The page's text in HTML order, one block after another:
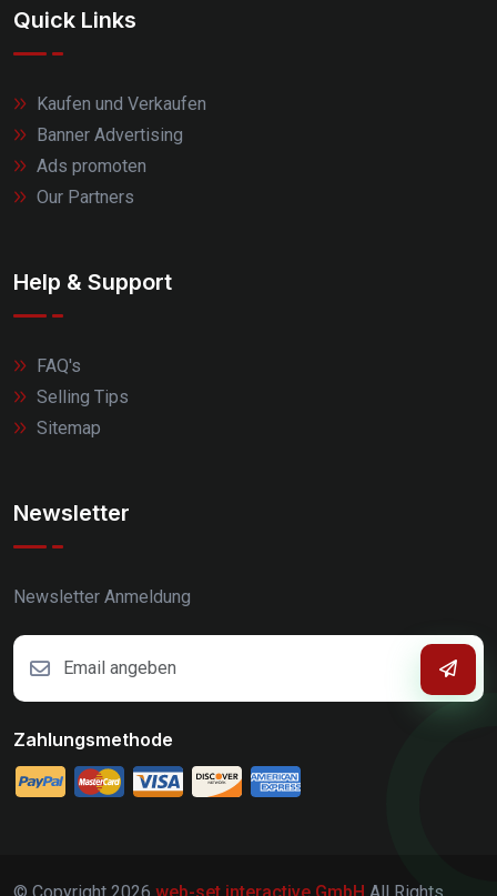
Quick Links
Kaufen und Verkaufen
Banner Advertising
Ads promoten
Our Partners
Help & Support
FAQ's
Selling Tips
Sitemap
Newsletter
Newsletter Anmeldung
Zahlungsmethode